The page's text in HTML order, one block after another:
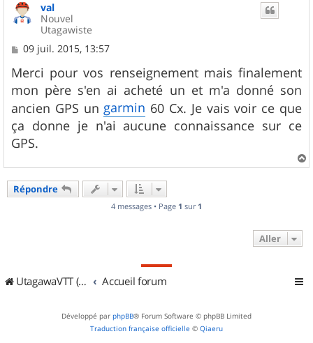
val
Nouvel
Utagawiste
M
s
s
a
g
e
09 juil. 2015, 13:57
Merci pour vos renseignement mais finalement
mon père s'en ai acheté un et m'a donné son
ancien GPS un garmin 60 Cx. Je vais voir ce que
ça donne je n'ai aucune connaissance sur ce
GPS.
a
Répondre
4 messages • Page 1 sur 1
Aller
UtagawaVTT (Randos VTT et VTTAE avec traces GPS) Accueil forum
Développé par phpBB® Forum Software © phpBB Limited
Traduction française officielle © Qiaeru